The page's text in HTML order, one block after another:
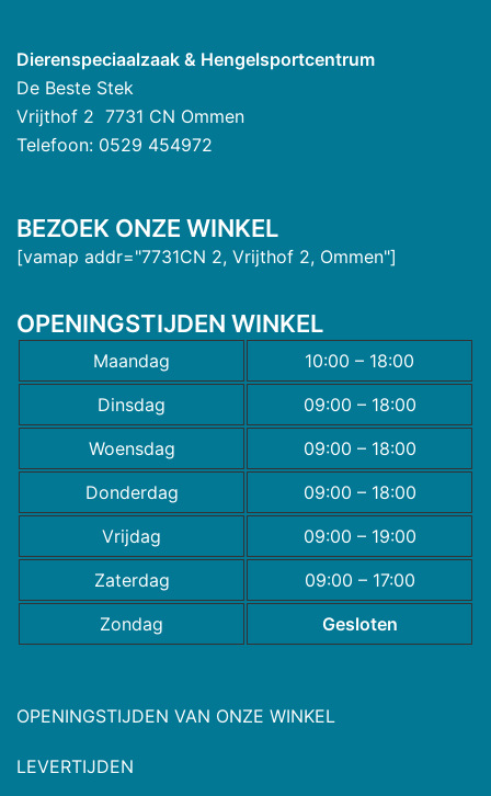
Dierenspeciaalzaak & Hengelsportcentrum
De Beste Stek
Vrijthof 2 7731 CN Ommen
Telefoon: 0529 454972
BEZOEK ONZE WINKEL
[vamap addr="7731CN 2, Vrijthof 2, Ommen"]
OPENINGSTIJDEN WINKEL
Maandag
10:00 – 18:00
Dinsdag
09:00 – 18:00
Woensdag
09:00 – 18:00
Donderdag
09:00 – 18:00
Vrijdag
09:00 – 19:00
Zaterdag
09:00 – 17:00
Zondag
Gesloten
OPENINGSTIJDEN VAN ONZE WINKEL
LEVERTIJDEN